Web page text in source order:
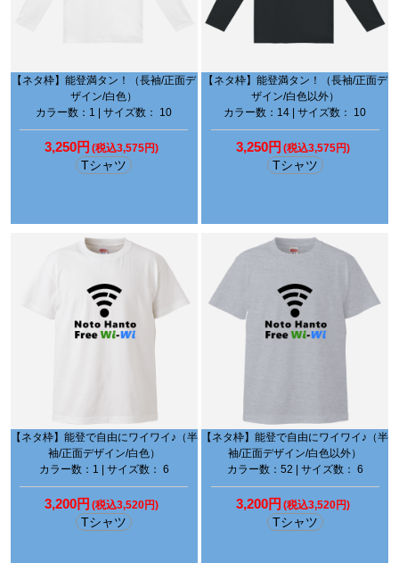
【ネタ枠】能登満タン！（長袖/正面デ
ザイン/白色）
カラー数：1 | サイズ数： 10
3,250円 (税込3,575円)
Tシャツ
【ネタ枠】能登満タン！（長袖/正面デ
ザイン/白色以外）
カラー数：14 | サイズ数： 10
3,250円 (税込3,575円)
Tシャツ
【ネタ枠】能登で自由にワイワイ♪（半
袖/正面デザイン/白色）
カラー数：1 | サイズ数： 6
3,200円 (税込3,520円)
Tシャツ
【ネタ枠】能登で自由にワイワイ♪（半
袖/正面デザイン/白色以外）
カラー数：52 | サイズ数： 6
3,200円 (税込3,520円)
Tシャツ